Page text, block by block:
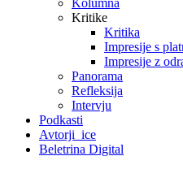
Kolumna
Kritike
Kritika
Impresije s
Impresije z
Panorama
Refleksija
Intervju
Podkasti
Avtorji_ice
Beletrina Digital